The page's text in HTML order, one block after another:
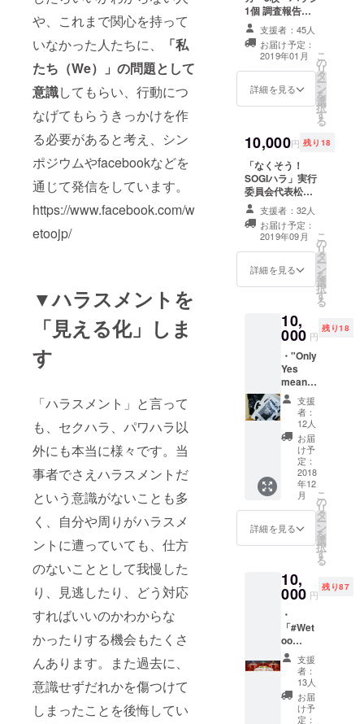
や、これまで関心を持って
いなかった人たちに、
「私
たち（We）」の問題として
意識してもらい、行動につ
なげてもらうきっかけを作
る必要があると考え、シン
ポジウムやfacebookなどを
通じて発信をしています。
https://www.facebook.com/w
etoojp/
▼ハラスメントを
「見える化」しま
す
「ハラスメント」と言って
も、セクハラ、パワハラ以
外にも本当に様々です。当
事者でさえハラスメントだ
という意識がないことも多
く、自分や周りがハラスメ
ントに遭っていても、仕方
のないこととして我慢した
り、見逃したり、どう対応
すればいいのかわからな
かったりする機会もたくさ
んあります。また過去に、
意識せずだれかを傷つけて
しまったことを後悔してい
1個 調査報告書
（冊子）
支援者：45人
お届け予定：
2019年01月
詳細を見る
こ
の
リ
タ
ー
ン
を
選
択
す
る
10,000円 残り18
「なくそう！
SOGIハラ」実行
委員会代表松中
権さんによる
「LGBTについ
て学ぶ新宿２丁
目巡り！」参加
権 調査報告書
（冊子） ＃
カー5枚・バッジ
ツアーで敢行予
定です。 *日
は、クラウド
ファンディング
終了後に個別に
相談させていた
だきます。 *飲
食代、交通費な
どは別途ご負担
支援者：32人
お届け予定：
2019年09月
詳細を見る
こ
の
リ
タ
ー
ン
を
選
択
す
る
10,
000 円
残り18
・"Only
Yes
means
Yes"T
シャツ
・調査
報告書
（冊
子） ・
WeToo
ステッ
カー5
枚・
バッジ1
Yes
means
Yes"T
シャツ
を追加
しまし
た！
*"Only
Yes
means
Yes"（
性交渉
支援
者：
12人
お届
け予
定：
2018
年12
月
詳細を見る
こ
の
リ
タ
ー
ン
を
選
択
す
る
10,
000 円
残り87
・
「#Wet
oo
Japan
チャリ
ティ
パー
ティ参
加権」
支援
者：
13人
お届
け予
定：